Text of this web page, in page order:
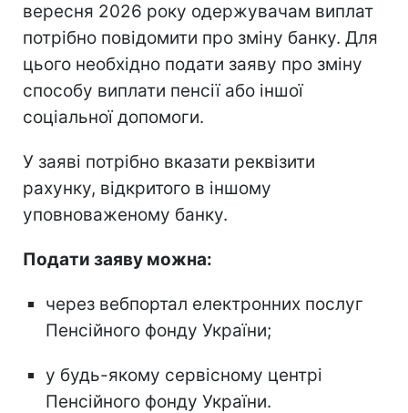
вересня 2026 року одержувачам виплат
потрібно повідомити про зміну банку. Для
цього необхідно подати заяву про зміну
способу виплати пенсії або іншої
соціальної допомоги.
У заяві потрібно вказати реквізити
рахунку, відкритого в іншому
уповноваженому банку.
Подати заяву можна:
через вебпортал електронних послуг
Пенсійного фонду України;
у будь-якому сервісному центрі
Пенсійного фонду України.